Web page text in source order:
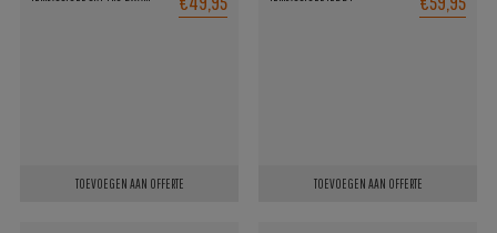
TOEVOEGEN AAN OFFERTE TOEVOEGEN AAN OFFERTE